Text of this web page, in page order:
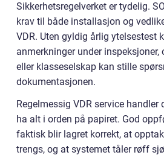
Sikkerhetsregelverket er tydelig.
krav til både installasjon og
VDR. Uten gyldig årlig ytelsestest
anmerkninger under
eller klasseselskap kan stille
dokumentasjonen.
Regelmessig VDR service handler
ha alt i orden på papiret. God
faktisk blir lagret korrekt, at
trengs, og at systemet tåler røff